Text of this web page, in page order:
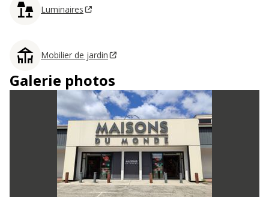
Luminaires
Mobilier de jardin
Galerie photos